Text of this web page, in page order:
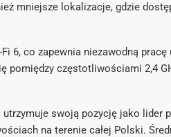
mniejsze lokalizacje, gdzie
6, co zapewnia niezawodną
pomiędzy częstotliwościami 2,4
utrzymuje swoją pozycję jako lider
na terenie całej Polski.